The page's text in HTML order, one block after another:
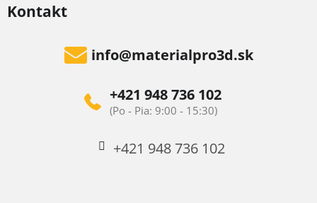
Kontakt
info@materialpro3d.sk
+421 948 736 102
+421 948 736 102